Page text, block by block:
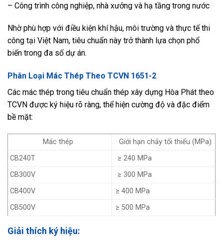
– Công trình công nghiệp, nhà xưởng và hạ tầng trong nước
Nhờ phù hợp với điều kiện khí hậu, môi trường và thực tế thi
công tại Việt Nam, tiêu chuẩn này trở thành lựa chọn phổ
biến trong đa số dự án.
Phân Loại Mác Thép Theo TCVN 1651-2
Các mác thép trong tiêu chuẩn thép xây dựng Hòa Phát theo
TCVN được ký hiệu rõ ràng, thể hiện cường độ và đặc điểm
bề mặt:
Mác thép
Giới hạn chảy tối thiểu (MPa)
CB240T
≥ 240 MPa
CB300V
≥ 300 MPa
CB400V
≥ 400 MPa
CB500V
≥ 500 MPa
Giải thích ký hiệu: